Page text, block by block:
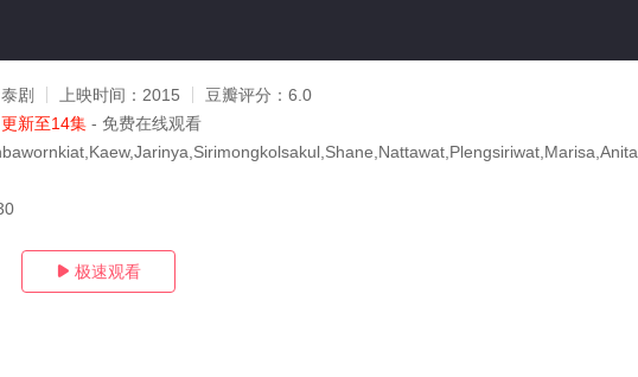
泰剧 上映时间： 2015 豆瓣评分： 6.0
更新至14集 - 免费在线观看
 极速观看